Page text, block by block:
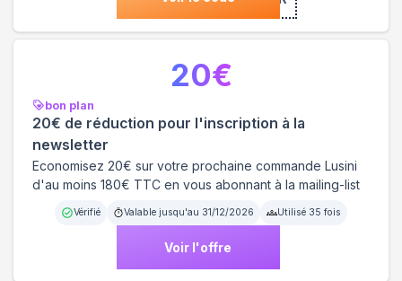
bon plan
20€ de réduction pour l'inscription à la
newsletter
Economisez 20€ sur votre prochaine commande Lusini
d'au moins 180€ TTC en vous abonnant à la mailing-list
Vérifié Valable jusqu'au 31/12/2026 Utilisé 35 fois
Voir l'offre
20€